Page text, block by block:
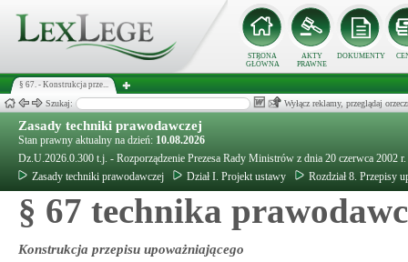
STRONA
GŁÓWNA
AKTY
PRAWNE
DOKUMENTY
§ 67. - Konstrukcja prze...
Szukaj: Wyłącz reklamy, przeglądaj
Zasady techniki prawodawczej
Stan prawny aktualny na dzień: 10.08.2026
Dz.U.2026.0.300 t.j. - Rozporządzenie Prezesa Rady Ministrów z dnia 20 czerwca 2002
Zasady techniki prawodawczej
Dział I. Projekt ustawy Rozdział 8. Przepisy
§ 67 technika
Konstrukcja przepisu upoważniającego